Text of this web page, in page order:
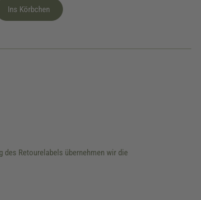
Ins Körbchen
Retourelabels übernehmen wir die